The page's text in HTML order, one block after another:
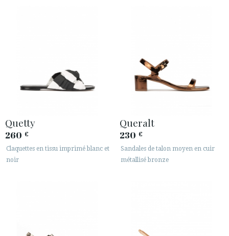
Quetty
260 €
Claquettes en tissu imprimé blanc et
noir
Queralt
230 €
Sandales de talon moyen en cuir
métallisé bronze